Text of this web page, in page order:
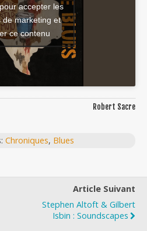
accepter les
de marketing et
ce contenu
Robert Sacre
Chroniques, Blues
Article Suivant
Stephen Altoft & Gilbert
Isbin : Soundscapes